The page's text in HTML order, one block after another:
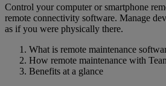
Control your computer or smartphone
remote connectivity software. Manage
as if you were physically there.
What is remote maintenance
How remote maintenance with
Benefits at a glance